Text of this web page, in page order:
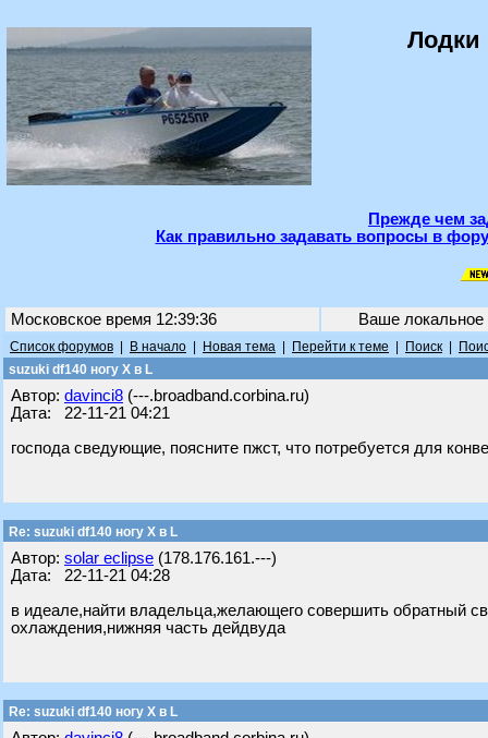
Лодки
Прежде чем
Как правильно задавать вопросы в
Московское время 12:39:36 Ваше
Список форумов В начало Новая тема Перейти к теме Поиск
suzuki df140 ногу X в L
Автор: davinci8 (---.broadband.corbina.ru)
Дата: 22-11-21 04:21
господа сведующие, поясните пжст, что потребуется для
Re: suzuki df140 ногу X в L
Автор: solar eclipse (178.176.161.---)
Дата: 22-11-21 04:28
в идеале,найти владельца,желающего совершить обратный
охлаждения,нижняя часть дейдвуда
Re: suzuki df140 ногу X в L